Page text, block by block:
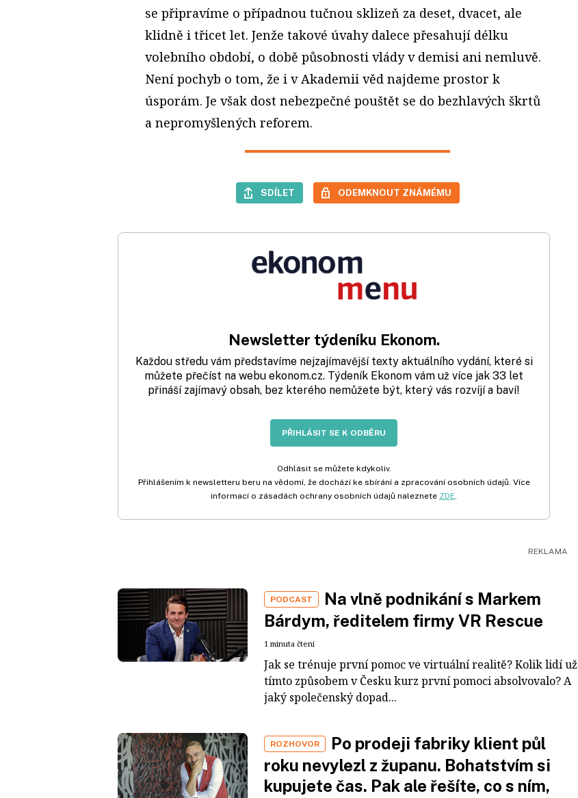
se připravíme o případnou tučnou sklizeň za deset, dvacet, ale
klidně i třicet let. Jenže takové úvahy dalece přesahují délku
volebního období, o době působnosti vlády v demisi ani nemluvě.
Není pochyb o tom, že i v Akademii věd najdeme prostor k
úsporám. Je však dost nebezpečné pouštět se do bezhlavých škrtů
a nepromyšlených reforem.
SDÍLET ODEMKNOUT ZNÁMÉMU
Newsletter týdeníku Ekonom.
Každou středu vám představíme nejzajímavější texty aktuálního vydání, které si
můžete přečíst na webu ekonom.cz. Týdeník Ekonom vám už více jak 33 let
přináší zajímavý obsah, bez kterého nemůžete být, který vás rozvíjí a baví!
PŘIHLÁSIT SE K ODBĚRU
Odhlásit se můžete kdykoliv.
Přihlášením k newsletteru beru na vědomí, že dochází ke sbírání a zpracování osobních údajů. Více
informací o zásadách ochrany osobních údajů naleznete ZDE
PODCAST
Na vlně podnikání s Markem
Bárdym, ředitelem firmy VR Rescue
1 minuta čtení
Jak se trénuje první pomoc ve virtuální realitě? Kolik lidí už
tímto způsobem v Česku kurz první pomoci absolvovalo? A
jaký společenský dopad...
ROZHOVOR
Po prodeji fabriky klient půl
roku nevylezl z županu. Bohatstvím si
kupujete čas. Pak ale řešíte, co s ním,